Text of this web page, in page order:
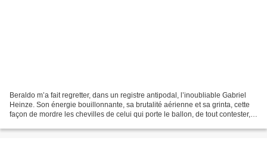
Beraldo m’a fait regretter, dans un registre antipodal, l’inoubliable Gabriel
Heinze. Son énergie bouillonnante, sa brutalité aérienne et sa grinta, cette
façon de mordre les chevilles de celui qui porte le ballon, de tout contester,